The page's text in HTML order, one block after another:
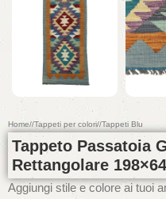
Home/ Tappeti per colori/ Tappeti Blu
Tappeto Passatoia
Rettangolare
Aggiungi stile e colore ai tuoi